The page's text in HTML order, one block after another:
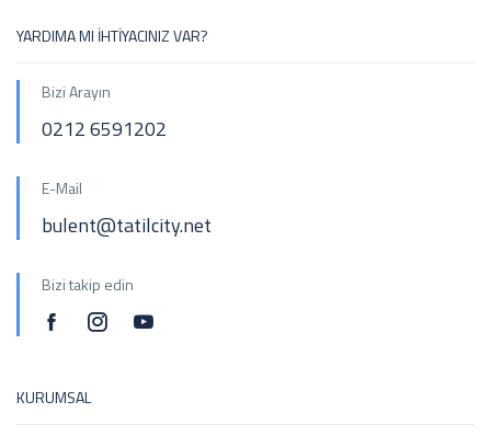
YARDIMA MI İHTİYACINIZ VAR?
Bizi Arayın
0212 6591202
E-Mail
bulent@tatilcity.net
Bizi takip edin
KURUMSAL